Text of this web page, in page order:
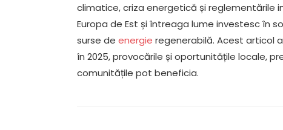
climatice, criza energetică și
Europa de Est și întreaga lume investesc în
surse deenergie regenerabilă. Acest articol
în 2025, provocările și oportunitățile locale,
comunitățile pot beneficia.